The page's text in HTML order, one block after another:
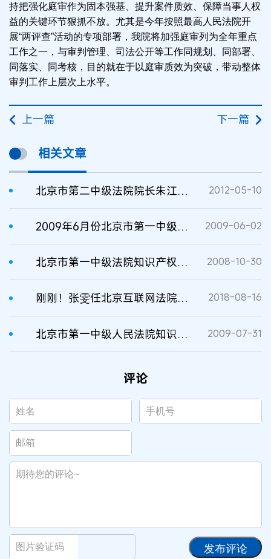
持把强化庭审作为固本强基、提升案件质效、保障当事人权
益的关键环节狠抓不放。尤其是今年按照最高人民法院开
展“两评查”活动的专项部署，我院将加强庭审列为全年重点
工作之一，与审判管理、司法公开等工作同规划、同部署、
同落实、同考核，目的就在于以庭审质效为突破，带动整体
审判工作上层次上水平。
上一篇 下一篇
相关文章
北京市第二中级法院院长朱江：提升庭审水平 抓好十个环节 整体审判上水平秘诀 2012-05-10
2009年6月份北京市第一中级法院民五庭开庭计划 2009-06-02
北京市第一中级法院知识产权案件2008年11月开庭计划 2008-10-30
刚刚！张雯任北京互联网法院院长！ 2018-08-16
北京市第一中级人民法院知识产权庭8月份开庭计划 2009-07-31
评论
发布评论